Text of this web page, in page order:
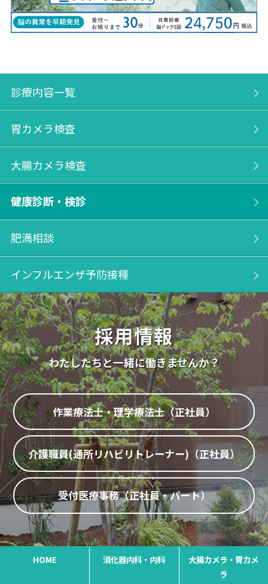
診療内容一覧
胃カメラ検査
大腸カメラ検査
健康診断・検診
肥満相談
インフルエンザ予防接種
採用情報
わたしたちと一緒に働きませんか？
作業療法士・理学療法士（正社員）
介護職員(通所リハビリトレーナー)（正社員）
受付医療事務（正社員・パート）
HOME 消化器内科・内科
大腸カメラ・胃カメ
ラ